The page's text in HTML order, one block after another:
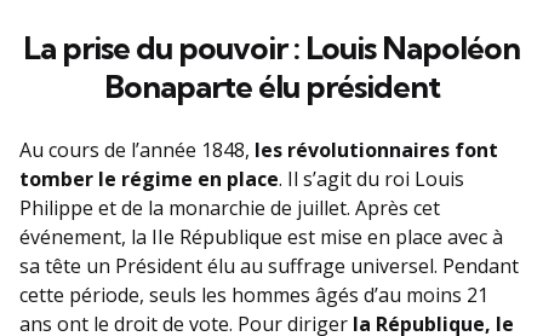
La prise du pouvoir : Louis Napoléon
Bonaparte élu président
Au cours de l’année 1848, les révolutionnaires font
tomber le régime en place. Il s’agit du roi Louis
Philippe et de la monarchie de juillet. Après cet
événement, la IIe République est mise en place avec à
sa tête un Président élu au suffrage universel. Pendant
cette période, seuls les hommes âgés d’au moins 21
ans ont le droit de vote. Pour diriger la République, le